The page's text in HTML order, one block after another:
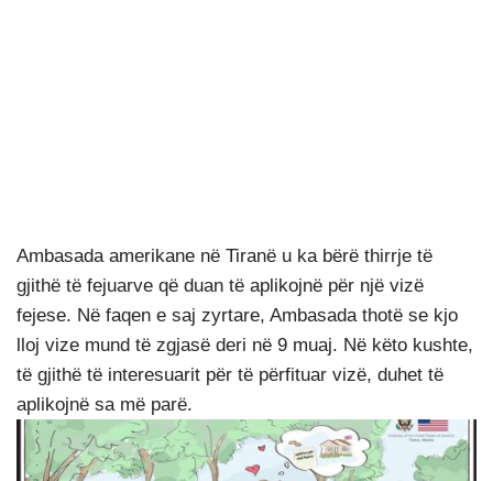
Ambasada amerikane në Tiranë u ka bërë thirrje të
gjithë të fejuarve që duan të aplikojnë për një vizë
fejese. Në faqen e saj zyrtare, Ambasada thotë se kjo
lloj vize mund të zgjasë deri në 9 muaj. Në këto kushte,
të gjithë të interesuarit për të përfituar vizë, duhet të
aplikojnë sa më parë.